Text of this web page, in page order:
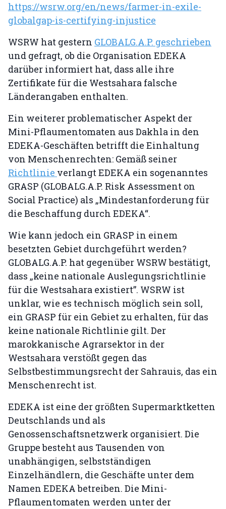
https://wsrw.org/en/news/farmer-in-exile-
globalgap-is-certifying-injustice
WSRW hat gestern GLOBALG.A.P. geschrieben
und gefragt, ob die Organisation EDEKA
darüber informiert hat, dass alle ihre
Zertifikate für die Westsahara falsche
Länderangaben enthalten.
Ein weiterer problematischer Aspekt der
Mini-Pflaumentomaten aus Dakhla in den
EDEKA-Geschäften betrifft die Einhaltung
von Menschenrechten: Gemäß seiner
Richtlinie verlangt EDEKA ein sogenanntes
GRASP (GLOBALG.A.P. Risk Assessment on
Social Practice) als „Mindestanforderung für
die Beschaffung durch EDEKA“.
Wie kann jedoch ein GRASP in einem
besetzten Gebiet durchgeführt werden?
GLOBALG.A.P. hat gegenüber WSRW bestätigt,
dass „keine nationale Auslegungsrichtlinie
für die Westsahara existiert”. WSRW ist
unklar, wie es technisch möglich sein soll,
ein GRASP für ein Gebiet zu erhalten, für das
keine nationale Richtlinie gilt. Der
marokkanische Agrarsektor in der
Westsahara verstößt gegen das
Selbstbestimmungsrecht der Sahrauis, das ein
Menschenrecht ist.
EDEKA ist eine der größten Supermarktketten
Deutschlands und als
Genossenschaftsnetzwerk organisiert. Die
Gruppe besteht aus Tausenden von
unabhängigen, selbstständigen
Einzelhändlern, die Geschäfte unter dem
Namen EDEKA betreiben. Die Mini-
Pflaumentomaten werden unter der